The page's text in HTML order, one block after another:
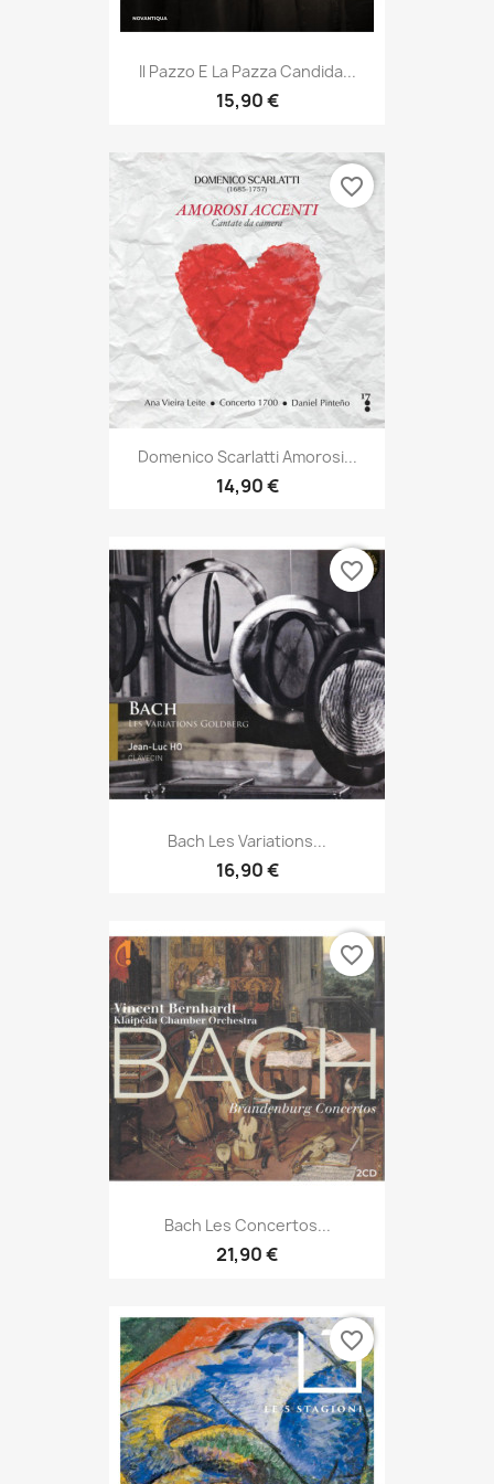
Il Pazzo E La Pazza Candida...
15,90 €
Domenico Scarlatti Amorosi...
14,90 €
favorite_border
Bach Les Variations...
16,90 €
favorite_border
Bach Les Concertos...
21,90 €
favorite_border
favorite_border